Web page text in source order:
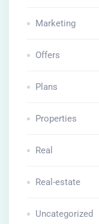
Marketing
Offers
Plans
Properties
Real
Real-estate
Uncategorized